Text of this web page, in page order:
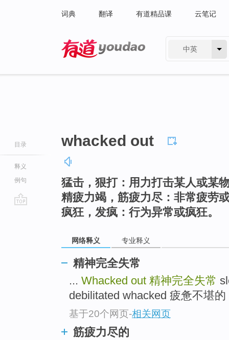
词典 翻译 有道精品课 云笔记
中英
目录
释义
例句
whacked out
猛击，狠打：用力打击某人或某
精疲力竭，筋疲力尽：非常疲劳
疯狂，发疯：行为异常或疯狂。
网络释义 专业释义
精神完全失常
... Whacked out 精神完全失常
debilitated whacked 疲惫不堪的
基于20个网页-相关网页
筋疲力尽的